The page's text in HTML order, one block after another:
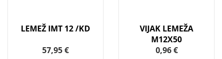
LEMEŽ IMT 12 /KD
57,95 €
VIJAK LEMEŽA
M12X50
0,96 €